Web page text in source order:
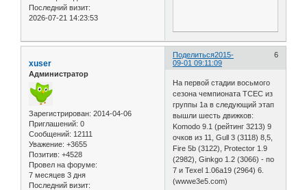
Последний визит:
2026-07-21 14:23:53
Поделиться 6
2015-
09-01 09:11:09
xuser
Администратор
Зарегистрирован: 2014-04-06
Приглашений: 0
Сообщений: 12111
Уважение: +3655
Позитив: +4528
Провел на форуме:
7 месяцев 3 дня
Последний визит:
На первой стадии восьмого
сезона чемпионата ТСЕС из
группы 1а в следующий этап
вышли шесть движков:
Komodo 9.1 (рейтинг 3213) 9
очков из 11, Gull 3 (3118) 8,5,
Fire 5b (3122), Protector 1.9
(2982), Ginkgo 1.2 (3066) - по
7 и Texel 1.06a19 (2964) 6.
(wwwe3e5.com)